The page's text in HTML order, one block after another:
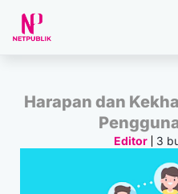
Harapan dan
Editor 3